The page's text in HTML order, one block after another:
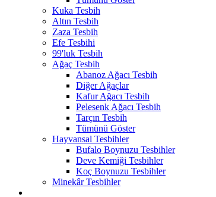
Kuka Tesbih
Altın Tesbih
Zaza Tesbih
Efe Tesbihi
99'luk Tesbih
Ağaç Tesbih
Abanoz Ağacı Tesbih
Diğer Ağaçlar
Kafur Ağacı Tesbih
Pelesenk Ağacı Tesbih
Tarçın Tesbih
Tümünü Göster
Hayvansal Tesbihler
Bufalo Boynuzu Tesbihler
Deve Kemiği Tesbihler
Koç Boynuzu Tesbihler
Minekâr Tesbihler